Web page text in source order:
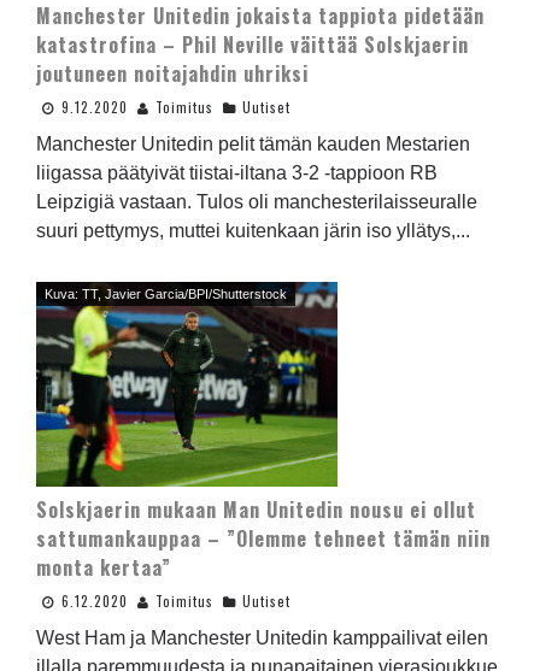
Manchester Unitedin jokaista tappiota pidetään
katastrofina – Phil Neville väittää Solskjaerin
joutuneen noitajahdin uhriksi
9.12.2020 Toimitus Uutiset
Manchester Unitedin pelit tämän kauden Mestarien
liigassa päätyivät tiistai-iltana 3-2 -tappioon RB
Leipzigiä vastaan. Tulos oli manchesterilaisseuralle
suuri pettymys, muttei kuitenkaan järin iso yllätys,...
Kuva: TT, Javier Garcia/BPI/Shutterstock
Solskjaerin mukaan Man Unitedin nousu ei ollut
sattumankauppaa – ”Olemme tehneet tämän niin
monta kertaa”
6.12.2020 Toimitus Uutiset
West Ham ja Manchester Unitedin kamppailivat eilen